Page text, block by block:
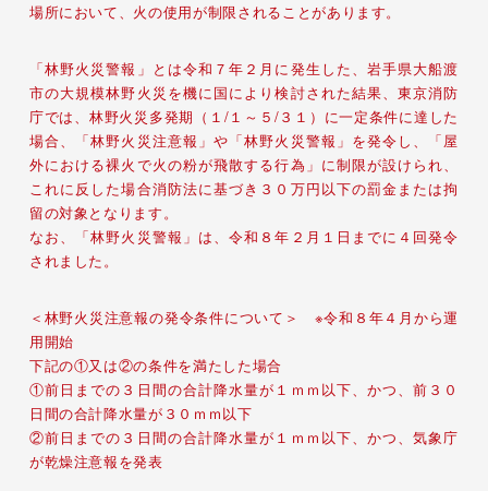
場所において、火の使用が制限されることがあります。
「林野火災警報」とは令和７年２月に発生した、岩手県大船渡
市の大規模林野火災を機に国により検討された結果、東京消防
庁では、林野火災多発期（１/１～５/３１）に一定条件に達した
場合、「林野火災注意報」や「林野火災警報」を発令し、「屋
外における裸火で火の粉が飛散する行為」に制限が設けられ、
これに反した場合消防法に基づき３０万円以下の罰金または拘
留の対象となります。
なお、「林野火災警報」は、令和８年２月１日までに４回発令
されました。
＜林野火災注意報の発令条件について＞ ※令和８年４月から運
用開始
下記の①又は②の条件を満たした場合
①前日までの３日間の合計降水量が１ｍｍ以下、かつ、前３０
日間の合計降水量が３０ｍｍ以下
②前日までの３日間の合計降水量が１ｍｍ以下、かつ、気象庁
が乾燥注意報を発表